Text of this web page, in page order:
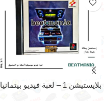
بلايستيشن 1 – لعبة فيديو بيتمانيا